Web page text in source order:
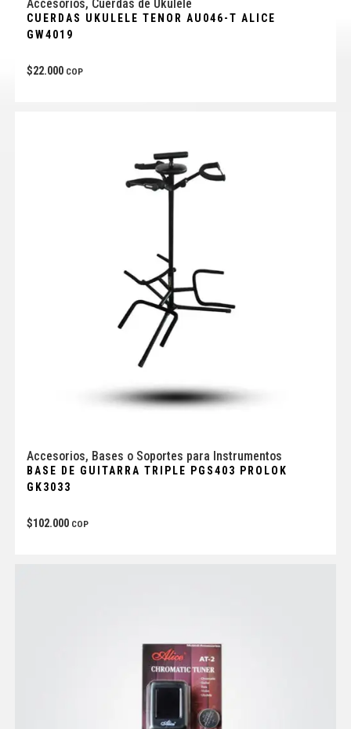
Accesorios, Cuerdas de Ukulele
CUERDAS UKULELE TENOR AU046-T ALICE
GW4019
$22.000 COP
Accesorios, Bases o Soportes para Instrumentos
BASE DE GUITARRA TRIPLE PGS403 PROLOK
GK3033
$102.000 COP